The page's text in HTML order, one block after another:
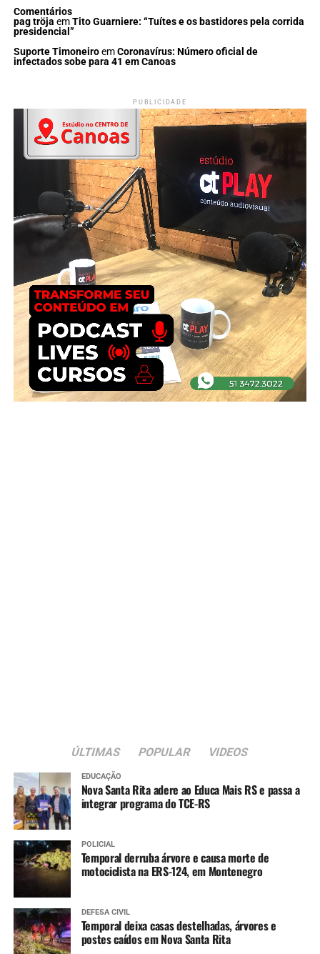
Comentários
pag tröja emTito Guarniere: “Tuítes e os bastidores pela corrida
presidencial”
Suporte TimoneiroemCoronavírus: Número oficial de
infectados sobe para 41 em Canoas
PUBLICIDADE
ÚLTIMAS POPULAR VIDEOS
EDUCAÇÃO
Nova Santa Rita adere ao Educa Mais RS e passa a
integrar programa do TCE-RS
POLICIAL
Temporal derruba árvore e causa morte de
motociclista na ERS-124, em Montenegro
DEFESA CIVIL
Temporal deixa casas destelhadas, árvores e
postes caídos em Nova Santa Rita